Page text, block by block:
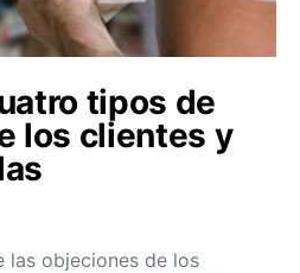
tipos de
los clientes y
las objeciones de los